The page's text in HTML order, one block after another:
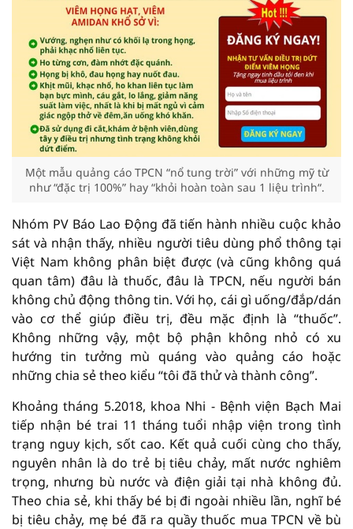
Một mẫu quảng cáo TPCN “nổ tung trời” với những mỹ từ
như “đặc trị 100%” hay “khỏi hoàn toàn sau 1 liệu trình“.
Nhóm PV Báo Lao Động đã tiến hành nhiều cuộc khảo
sát và nhận thấy, nhiều người tiêu dùng phổ thông tại
Việt Nam không phân biệt được (và cũng không quá
quan tâm) đâu là thuốc, đâu là TPCN, nếu người bán
không chủ động thông tin. Với họ, cái gì uống/đắp/dán
vào cơ thể giúp điều trị, đều mặc định là “thuốc”.
Không những vậy, một bộ phận không nhỏ có xu
hướng tin tưởng mù quáng vào quảng cáo hoặc
những chia sẻ theo kiểu “tôi đã thử và thành công”.
Khoảng tháng 5.2018, khoa Nhi - Bệnh viện Bạch Mai
tiếp nhận bé trai 11 tháng tuổi nhập viện trong tình
trạng nguy kịch, sốt cao. Kết quả cuối cùng cho thấy,
nguyên nhân là do trẻ bị tiêu chảy, mất nước nghiêm
trọng, nhưng bù nước và điện giải tại nhà không đủ.
Theo chia sẻ, khi thấy bé bị đi ngoài nhiều lần, nghĩ bé
bị tiêu chảy, mẹ bé đã ra quầy thuốc mua TPCN về bù